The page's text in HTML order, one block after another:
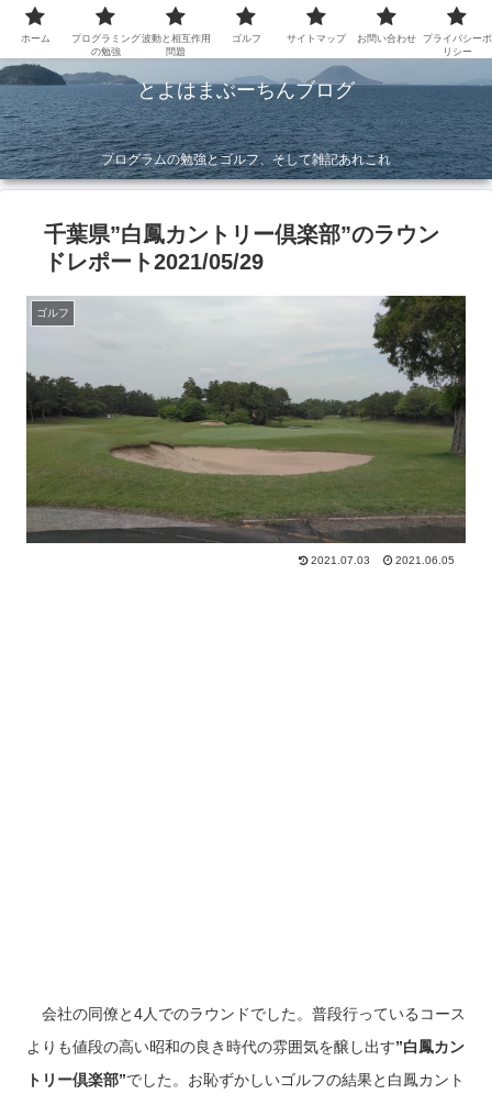
とよはまぶーちんブログ
プログラムの勉強とゴルフ、そして雑記あれこれ
千葉県”白鳳カントリー倶楽部”のラウン
ドレポート2021/05/29
ゴルフ
2021.07.03 2021.06.05
会社の同僚と4人でのラウンドでした。普段行っているコース
よりも値段の高い昭和の良き時代の雰囲気を醸し出す”白鳳カン
トリー倶楽部”でした。お恥ずかしいゴルフの結果と白鳳カント
ホーム
プログラミング
の勉強
波動と相互作用
問題
ゴルフ サイトマップ お問い合わせ
プライバシーポ
リシー